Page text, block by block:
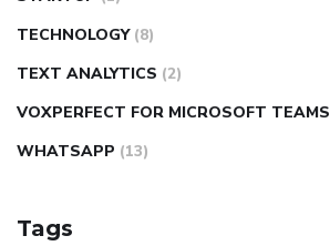
TECHNOLOGY (8)
TEXT ANALYTICS (2)
VOXPERFECT FOR MICROSOFT TEAMS
WHATSAPP (13)
Tags